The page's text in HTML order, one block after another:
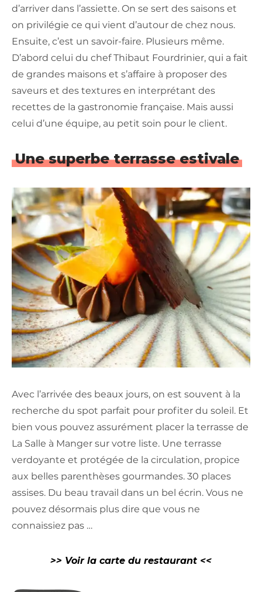
d’arriver dans l’assiette. On se sert des saisons et
on privilégie ce qui vient d’autour de chez nous.
Ensuite, c’est un savoir-faire. Plusieurs même.
D’abord celui du chef Thibaut Fourdrinier, qui a fait
de grandes maisons et s’affaire à proposer des
saveurs et des textures en interprétant des
recettes de la gastronomie française. Mais aussi
celui d’une équipe, au petit soin pour le client.
Une superbe terrasse estivale
Avec l’arrivée des beaux jours, on est souvent à la
recherche du spot parfait pour profiter du soleil. Et
bien vous pouvez assurément placer la terrasse de
La Salle à Manger sur votre liste. Une terrasse
verdoyante et protégée de la circulation, propice
aux belles parenthèses gourmandes. 30 places
assises. Du beau travail dans un bel écrin. Vous ne
pouvez désormais plus dire que vous ne
connaissiez pas …
>> Voir la carte du restaurant <<